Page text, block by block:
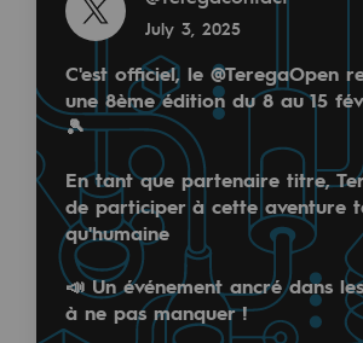
Decarbonization: a
Limiting atmospheric
Energy management
Biodiversity preservation
Impact management
Social and regional
Social and regional
🚀 Teréga participe à la 1ère
🌱 Au programme : fresques,
July 3, 2025
C'est officiel, le @TeregaOpen
une 8ème édition du 8 au 15
🎾
En tant que partenaire titre,
de participer à cette aventure
qu'humaine
📣 Un événement ancré dans
à ne pas manquer !